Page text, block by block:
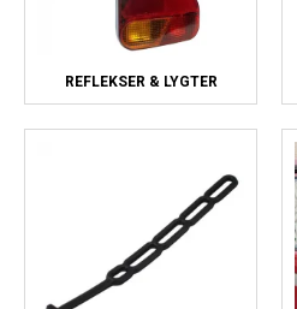
REFLEKSER & LYGTER